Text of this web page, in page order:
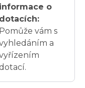
informace o
dotacích:
Pomůže vám s
a